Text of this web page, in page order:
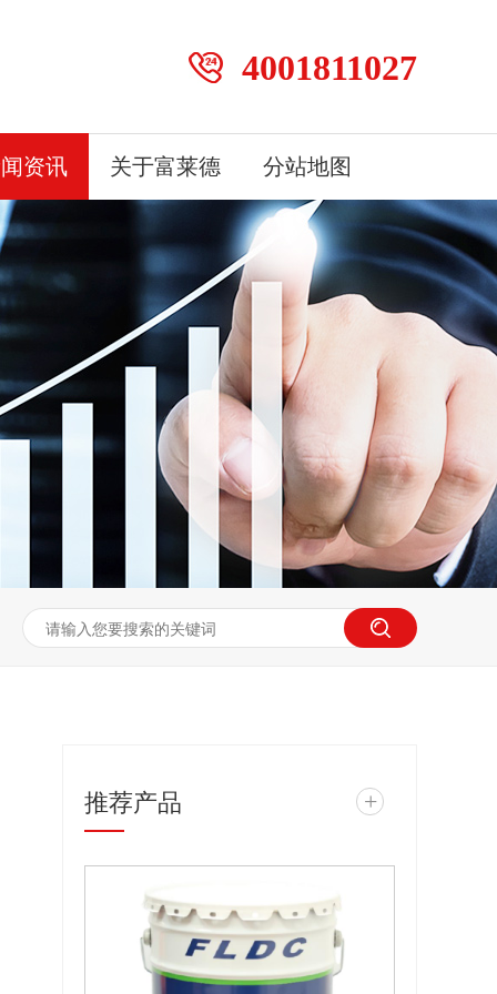
4001811027
资讯 关于富莱德 分站地图
推荐产品 +